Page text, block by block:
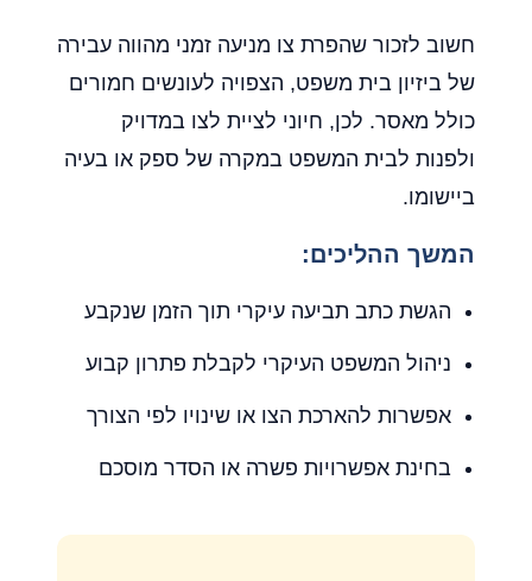
חשוב לזכור שהפרת צו מניעה זמני מהווה עבירה
של ביזיון בית משפט, הצפויה לעונשים חמורים
כולל מאסר. לכן, חיוני לציית לצו במדויק
ולפנות לבית המשפט במקרה של ספק או בעיה
ביישומו.
המשך ההליכים:
הגשת כתב תביעה עיקרי תוך הזמן שנקבע
ניהול המשפט העיקרי לקבלת פתרון קבוע
אפשרות להארכת הצו או שינויו לפי הצורך
בחינת אפשרויות פשרה או הסדר מוסכם